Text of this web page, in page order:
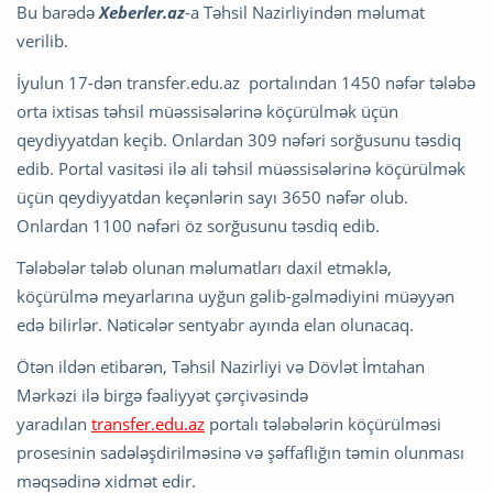
Bu barədə Xeberler.az-a Təhsil Nazirliyindən məlumat
verilib.
İyulun 17-dən transfer.edu.az portalından 1450 nəfər tələbə
orta ixtisas təhsil müəssisələrinə köçürülmək üçün
qeydiyyatdan keçib. Onlardan 309 nəfəri sorğusunu təsdiq
edib. Portal vasitəsi ilə ali təhsil müəssisələrinə köçürülmək
üçün qeydiyyatdan keçənlərin sayı 3650 nəfər olub.
Onlardan 1100 nəfəri öz sorğusunu təsdiq edib.
Tələbələr tələb olunan məlumatları daxil etməklə,
köçürülmə meyarlarına uyğun gəlib-gəlmədiyini müəyyən
edə bilirlər. Nəticələr sentyabr ayında elan olunacaq.
Ötən ildən etibarən, Təhsil Nazirliyi və Dövlət İmtahan
Mərkəzi ilə birgə fəaliyyət çərçivəsində
yaradılan transfer.edu.az portalı tələbələrin köçürülməsi
prosesinin sadələşdirilməsinə və şəffaflığın təmin olunması
məqsədinə xidmət edir.